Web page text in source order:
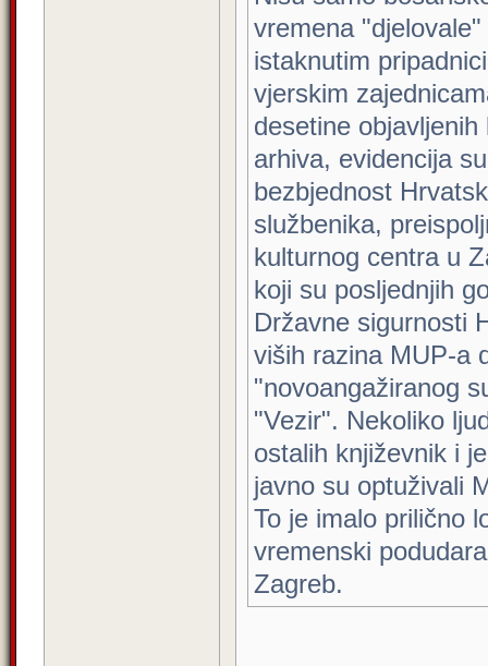
vremena
istaknutim
vjerskim
desetine
arhiva, evidencija
bezbjednost
službenika,
kulturnog centra u
koji su posljednjih
Državne sigurnosti
viših razina MUP-a
"novoangažiranog
"Vezir". Nekoliko
ostalih književnik i
javno su optuživali
To je imalo prilično
vremenski
Zagreb.